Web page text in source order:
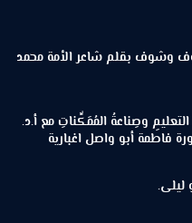
وشوف بقلم شاعر الأمة محمد
وصِناعةُ المُمَكِّناتِ مع أ.د.
فاطمة أبو واصل اغبارية
ليلى.